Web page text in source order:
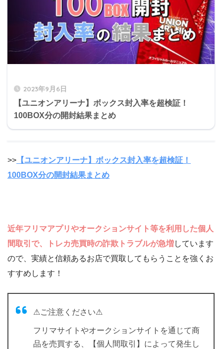
2023年9月6日
【ユニオンアリーナ】ボックス封入率を超検証！
100BOX分の開封結果まとめ
>> 【ユニオンアリーナ】ボックス封入率を超検証！
100BOX分の開封結果まとめ
近年フリマアプリやオークションサイト等を利用した個人
間取引で、トレカ売買時の詐欺トラブルが急増しています
ので、実績と信頼あるお店で買取してもらうことを強くお
すすめします！
⚠ご注意ください⚠
フリマサイトやオークションサイトを通じて商
品を売買する、【個人間取引】によって発生し